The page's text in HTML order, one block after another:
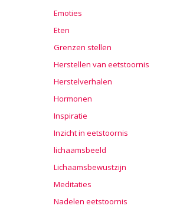
Emoties
Eten
Grenzen stellen
Herstellen van eetstoornis
Herstelverhalen
Hormonen
Inspiratie
Inzicht in eetstoornis
lichaamsbeeld
Lichaamsbewustzijn
Meditaties
Nadelen eetstoornis